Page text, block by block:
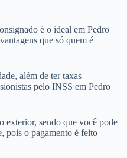
é o ideal em Pedro
que só quem é
além de ter taxas
pelo INSS em Pedro
exterior, sendo que você pode
pois o pagamento é feito